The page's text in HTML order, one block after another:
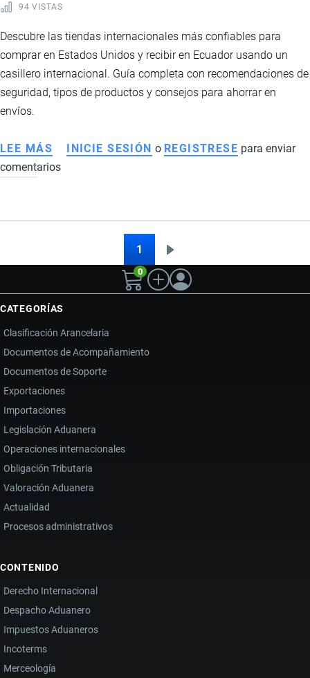
94 VISTAS
Descubre las tiendas internacionales más confiables para
comprar en Estados Unidos y recibir en Ecuador usando un
casillero internacional. Guía completa con recomendaciones de
seguridad, tipos de productos y consejos para ahorrar en
envíos.
LEE MÁS SOBRE
LAS
PARA
UNIDOS
RECIBIR
EN
ECUADOR
INICIE SESIÓN o REGISTRESE para enviar
comentarios
1
página
0
CATEGORÍAS
Clasificación Arancelaria
Documentos de Acompañamiento
Documentos de Soporte
Exportaciones
Importaciones
Legislación Aduanera
Operaciones internacionales
Obligación Tributaria
Valoración Aduanera
Actualidad
Procesos administrativos
CONTENIDO
Derecho Internacional
Despacho Aduanero
Impuestos Aduaneros
Incoterms
Merceología